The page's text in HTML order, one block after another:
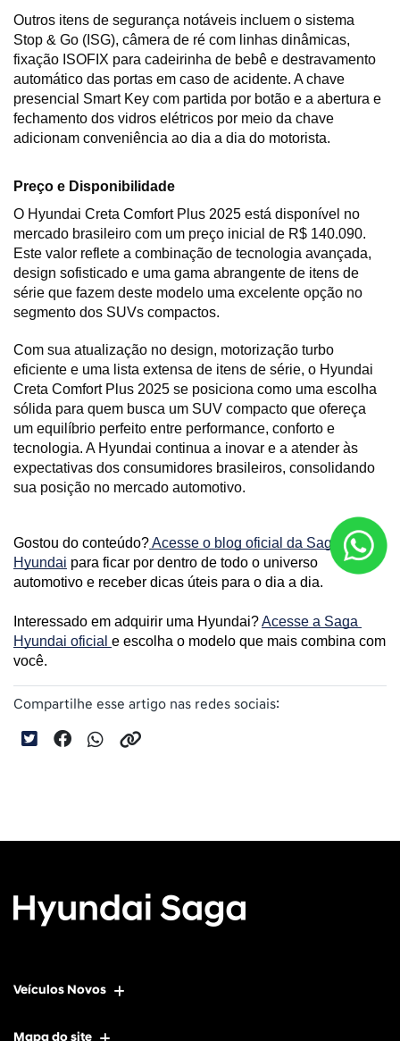
Outros itens de segurança notáveis incluem o sistema
Stop & Go (ISG), câmera de ré com linhas dinâmicas,
fixação ISOFIX para cadeirinha de bebê e destravamento
automático das portas em caso de acidente. A chave
presencial Smart Key com partida por botão e a abertura e
fechamento dos vidros elétricos por meio da chave
adicionam conveniência ao dia a dia do motorista.
Preço e Disponibilidade
O Hyundai Creta Comfort Plus 2025 está disponível no
mercado brasileiro com um preço inicial de R$ 140.090.
Este valor reflete a combinação de tecnologia avançada,
design sofisticado e uma gama abrangente de itens de
série que fazem deste modelo uma excelente opção no
segmento dos SUVs compactos.
Com sua atualização no design, motorização turbo
eficiente e uma lista extensa de itens de série, o Hyundai
Creta Comfort Plus 2025 se posiciona como uma escolha
sólida para quem busca um SUV compacto que ofereça
um equilíbrio perfeito entre performance, conforto e
tecnologia. A Hyundai continua a inovar e a atender às
expectativas dos consumidores brasileiros, consolidando
sua posição no mercado automotivo.
Gostou do conteúdo? Acesse o blog oficial da Saga
Hyundai para ficar por dentro de todo o universo
automotivo e receber dicas úteis para o dia a dia.
Interessado em adquirir uma Hyundai? Acesse a Saga
Hyundai oficial e escolha o modelo que mais combina com
você.
Compartilhe esse artigo nas redes sociais:
Veículos Novos
Mapa do site